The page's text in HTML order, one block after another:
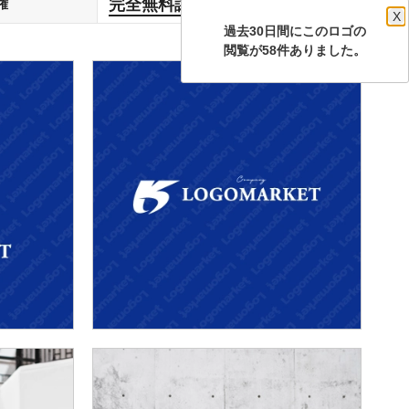
過去30日間にこのロゴの
X
閲覧が58件ありました。